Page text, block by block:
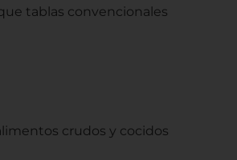
tablas convencionales
crudos y cocidos